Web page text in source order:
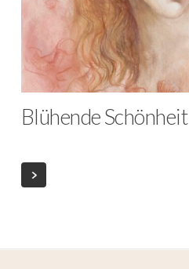
Blühende Schönheit